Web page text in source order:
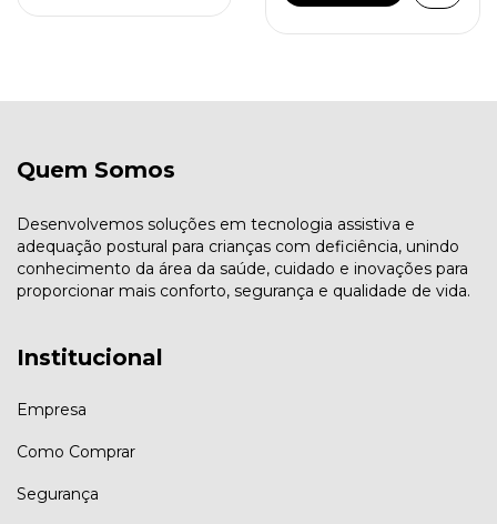
Quem Somos
Desenvolvemos soluções em tecnologia assistiva e
adequação postural para crianças com deficiência, unindo
conhecimento da área da saúde, cuidado e inovações para
proporcionar mais conforto, segurança e qualidade de vida.
Institucional
Empresa
Como Comprar
Segurança